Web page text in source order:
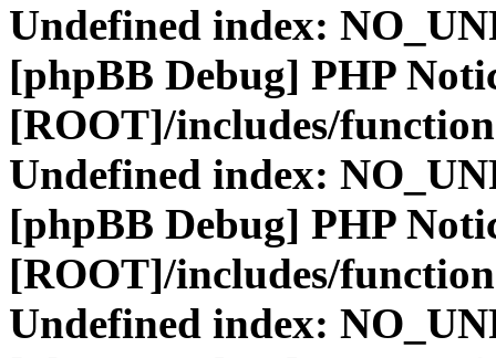
Undefined index:
[phpBB Debug] PHP
[ROOT]/includes/
Undefined index:
[phpBB Debug] PHP
[ROOT]/includes/
Undefined index: